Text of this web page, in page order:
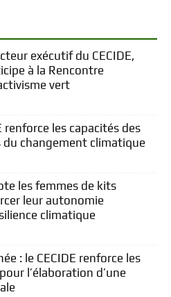
exécutif du CECIDE,
à la Rencontre
vert
renforce les capacités des
du changement climatique
les femmes de kits
leur autonomie
climatique
: le CECIDE renforce les
l’élaboration d’une